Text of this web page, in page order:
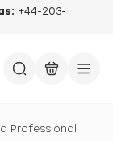
+44-203-
Professional